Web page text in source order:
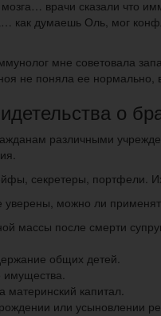
врачи сказали что
как думаешь Оль, мог
мне советовала
не поняла ее
о
различными
секретеры,
можно ли
массы после смерти
общих детей.
имущества.
капитал.
или усыновлении